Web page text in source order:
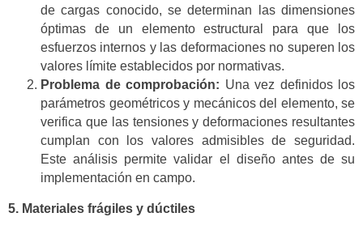
de cargas conocido, se determinan las dimensiones
óptimas de un elemento estructural para que los
esfuerzos internos y las deformaciones no superen los
valores límite establecidos por normativas.
Problema de comprobación: Una vez definidos los
parámetros geométricos y mecánicos del elemento, se
verifica que las tensiones y deformaciones resultantes
cumplan con los valores admisibles de seguridad.
Este análisis permite validar el diseño antes de su
implementación en campo.
5. Materiales frágiles y dúctiles